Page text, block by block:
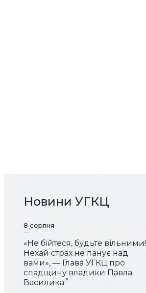
Новини УГКЦ
8 серпня
«Не бійтеся, будьте вільними!
Нехай страх не панує над
вами», — Глава УГКЦ про
спадщину владики Павла
Василика